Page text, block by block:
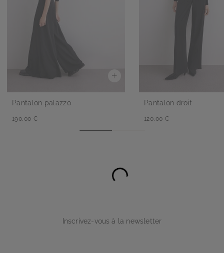
Pantalon palazzo
190,00 €
Pantalon droit
120,00 €
Inscrivez-vous à la newsletter